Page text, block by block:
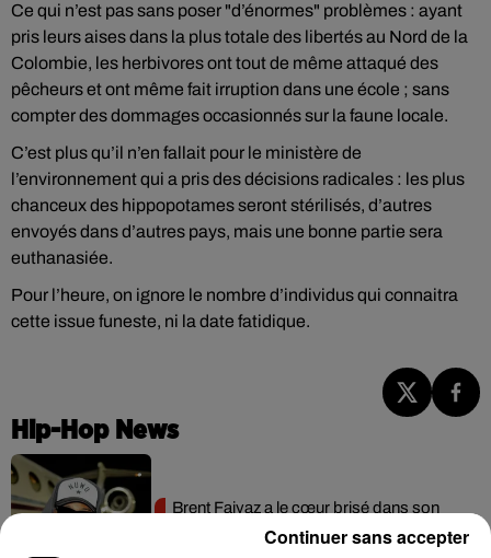
Ce qui n’est pas sans poser "d’énormes" problèmes : ayant
pris leurs aises dans la plus totale des libertés au Nord de la
Colombie, les herbivores ont tout de même attaqué des
pêcheurs et ont même fait irruption dans une école ; sans
compter des dommages occasionnés sur la faune locale.
C’est plus qu’il n’en fallait pour le ministère de
l’environnement qui a pris des décisions radicales : les plus
chanceux des hippopotames seront stérilisés, d’autres
envoyés dans d’autres pays, mais une bonne partie sera
euthanasiée.
Pour l’heure, on ignore le nombre d’individus qui connaitra
cette issue funeste, ni la date fatidique.
Hip-Hop News
Brent Faiyaz a le cœur brisé dans son
Continuer sans accepter